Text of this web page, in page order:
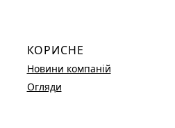
КОРИСНЕ
Новини компаній
Огляди